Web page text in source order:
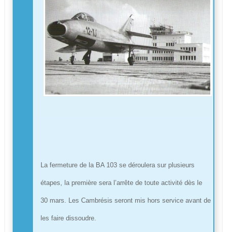
La fermeture de la BA 103 se déroulera sur plusieurs
étapes, la première sera l’arrête de toute activité dès le
30 mars. Les Cambrésis seront mis hors service avant de
les faire dissoudre.